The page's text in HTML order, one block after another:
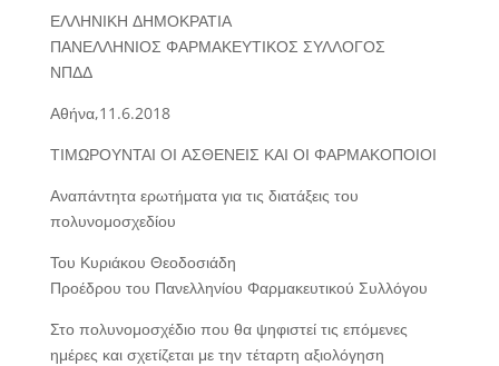
ΕΛΛΗΝΙΚΗ ΔΗΜΟΚΡΑΤΙΑ
ΠΑΝΕΛΛΗΝΙΟΣ ΦΑΡΜΑΚΕΥΤΙΚΟΣ ΣΥΛΛΟΓΟΣ
ΝΠΔΔ
Αθήνα,11.6.2018
ΤΙΜΩΡΟΥΝΤΑΙ ΟΙ ΑΣΘΕΝΕΙΣ ΚΑΙ ΟΙ ΦΑΡΜΑΚΟΠΟΙΟΙ
Αναπάντητα ερωτήματα για τις διατάξεις του
πολυνομοσχεδίου
Του Κυριάκου Θεοδοσιάδη
Προέδρου του Πανελληνίου Φαρμακευτικού Συλλόγου
Στο πολυνομοσχέδιο που θα ψηφιστεί τις επόμενες
ημέρες και σχετίζεται με την τέταρτη αξιολόγηση